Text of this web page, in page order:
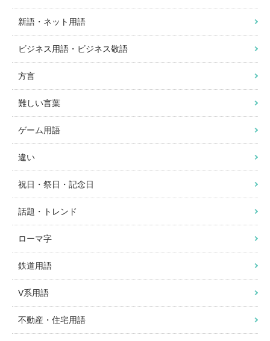
新語・ネット用語
ビジネス用語・ビジネス敬語
方言
難しい言葉
ゲーム用語
違い
祝日・祭日・記念日
話題・トレンド
ローマ字
鉄道用語
V系用語
不動産・住宅用語